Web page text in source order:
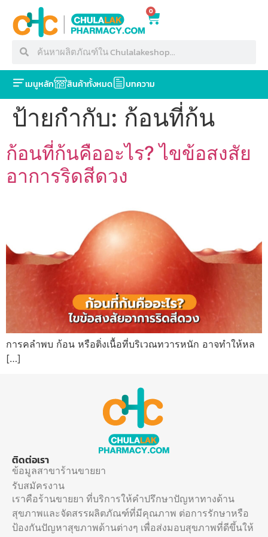
0
เมนูหลัก สินค้าทั้งหมด บทความ
ป้ายกำกับ: ก้อนที่ก้น
ก้อนที่ก้นคืออะไร? ไขข้อสงสัย
อาการริดสีดวง
การคลำพบ ก้อน หรือติ่งเนื้อที่บริเวณทวารหนัก อาจทำให้หล
[…]
ติดต่อเรา
ข้อมูลสาขาร้านขายยา
รับสมัครงาน
เราคือร้านขายยา ที่บริการให้คำปรึกษาปัญหาทางด้าน
สุขภาพและจัดสรรผลิตภัณฑ์ที่มีคุณภาพ ต่อการรักษาหรือ
ป้องกันปัญหาสุขภาพด้านต่างๆ เพื่อส่งมอบสุขภาพที่ดีขึ้นให้